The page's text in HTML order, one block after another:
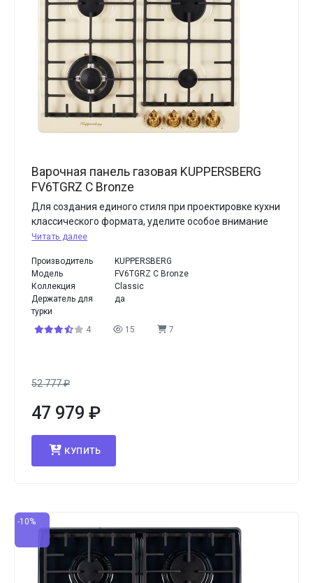
Варочная панель газовая KUPPERSBERG
FV6TGRZ C Bronze
Для создания единого стиля при проектировке кухни
классического формата, уделите особое внимание
Читать далее
Производитель
KUPPERSBERG
Модель
FV6TGRZ C Bronze
Коллекция
Classic
Держатель для
турки
да
4 15 7
52 777₽
47 979 ₽
КУПИТЬ
-10%